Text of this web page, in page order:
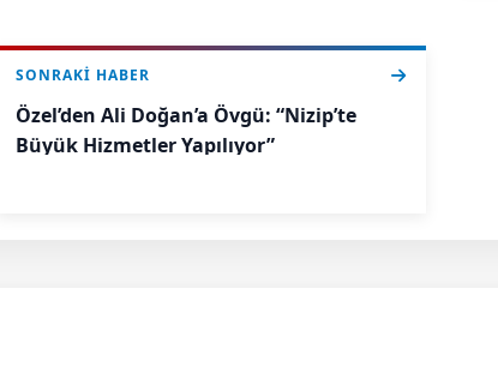
SONRAKI HABER
Özel’den Ali Doğan’a Övgü: “Nizip’te
Büyük Hizmetler Yapılıyor”